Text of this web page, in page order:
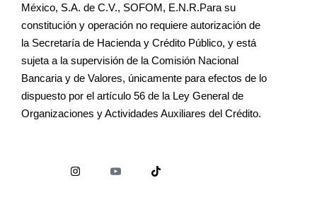
México, S.A. de C.V., SOFOM, E.N.R.Para su
constitución y operación no requiere autorización de
la Secretaría de Hacienda y Crédito Público, y está
sujeta a la supervisión de la Comisión Nacional
Bancaria y de Valores, únicamente para efectos de lo
dispuesto por el artículo 56 de la Ley General de
Organizaciones y Actividades Auxiliares del Crédito.